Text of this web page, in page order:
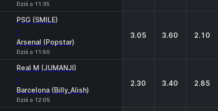
Dziś o 11:35
PSG (SMILE)
-
Arsenal (Popstar)
Dziś o 11:50
3.05 3.60 2.10
Real M (JUMANJI)
-
Barcelona (Billy_Alish)
Dziś o 12:05
2.30 3.40 2.85